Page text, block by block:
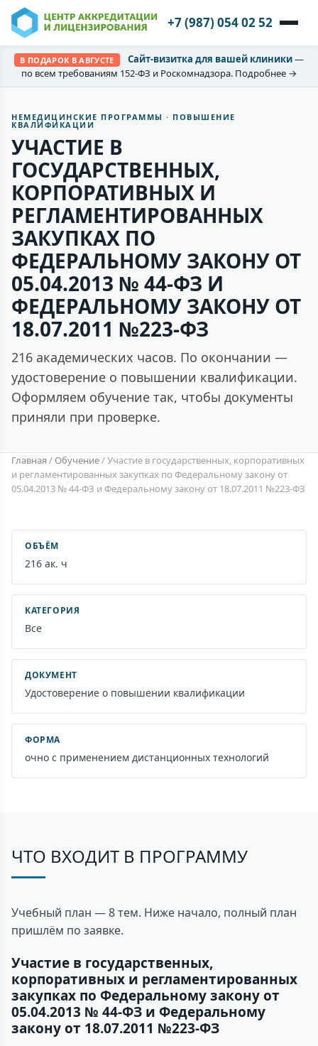
+7 (987) 054 02 52
В ПОДАРОК В АВГУСТЕ Сайт-визитка для вашей клиники—
по всем требованиям 152-ФЗ и Роскомнадзора. Подробнее →
НЕМЕДИЦИНСКИЕ ПРОГРАММЫ · ПОВЫШЕНИЕ
КВАЛИФИКАЦИИ
УЧАСТИЕ В
ГОСУДАРСТВЕННЫХ,
КОРПОРАТИВНЫХ И
РЕГЛАМЕНТИРОВАННЫХ
ЗАКУПКАХ ПО
ФЕДЕРАЛЬНОМУ ЗАКОНУ ОТ
05.04.2013 № 44-ФЗ И
ФЕДЕРАЛЬНОМУ ЗАКОНУ ОТ
18.07.2011 №223-ФЗ
216 академических часов. По окончании —
удостоверение о повышении квалификации.
Оформляем обучение так, чтобы документы
приняли при проверке.
Главная / Обучение/Участие в государственных, корпоративных
и регламентированных закупках по Федеральному закону от
05.04.2013 № 44-ФЗ и Федеральному закону от 18.07.2011 №223-ФЗ
ОБЪЁМ
216 ак. ч
КАТЕГОРИЯ
Все
ДОКУМЕНТ
Удостоверение о повышении квалификации
ФОРМА
очно с применением дистанционных технологий
ЧТО ВХОДИТ В ПРОГРАММУ
Учебный план — 8 тем. Ниже начало, полный план
пришлём по заявке.
Участие в государственных,
корпоративных и регламентированных
закупках по Федеральному закону от
05.04.2013 № 44-ФЗ и Федеральному
закону от 18.07.2011 №223-ФЗ